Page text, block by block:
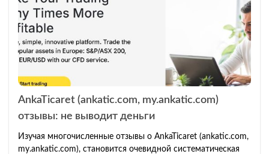
AnkaTicaret (ankatic.com, my.ankatic.com)
отзывы: не выводит деньги
Изучая многочисленные отзывы о AnkaTicaret (ankatic.com,
my.ankatic.com), становится очевидной систематическая